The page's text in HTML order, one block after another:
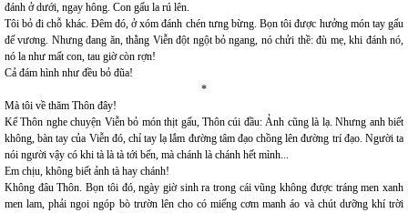
đánh ở dưới, ngay hông. Con gấu la rú lên.
Tôi bỏ đi chỗ khác. Đêm đó, ở xóm đánh chén tưng bừng. Bọn tôi được hưởng món tay gấu
đế vương. Nhưng đang ăn, thằng Viễn đột ngột bỏ ngang, nó chửi thề: đù mẹ, khi đánh nó,
nó la như mất con, tau giờ còn rợn!
Cả đám hình như đều bỏ đũa!
*
Mà tôi về thăm Thôn đây!
Kể Thôn nghe chuyện Viễn bỏ món thịt gấu, Thôn cúi đầu: Ảnh cũng là lạ. Nhưng anh biết
không, bàn tay của Viễn đó, chỉ tay lạ lắm đường tâm đạo chồng lên đường trí đạo. Người ta
nói người vậy có khi tà là tà tới bến, mà chánh là chánh hết mình...
Em chịu, không biết ảnh tà hay chánh!
Không đâu Thôn. Bọn tôi đó, ngày giờ sinh ra trong cái vũng không được tráng men xanh
men lam, phải ngoi ngóp bò trườn lên cho có miếng cơm manh áo và chút dưỡng khí trời